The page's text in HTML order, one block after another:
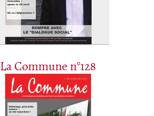
La Commune n°128